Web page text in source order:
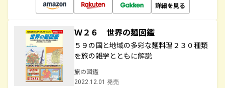
詳細を見る
Ｗ２６ 世界の麺図鑑
５９の国と地域の多彩な麺料理２３０種類
を旅の雑学とともに解説
旅の図鑑
2022.12.01 発売